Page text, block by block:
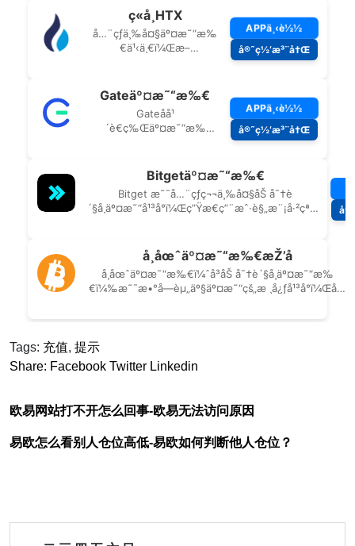
Tags: 充值, 提示
Share: Facebook Twitter Linkedin
欧易网站打不开怎么回事-欧易无法访问原因
易欧怎么看别人仓位高低-易欧如何判断他人仓位？